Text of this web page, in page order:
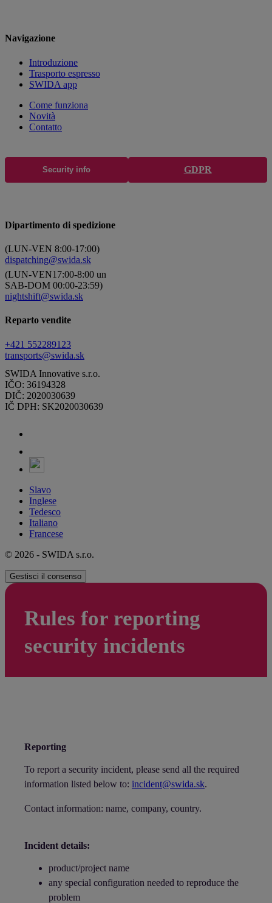
Navigazione
Introduzione
Trasporto espresso
SWIDA app
Come funziona
Novità
Contatto
Security info GDPR
Dipartimento di spedizione
(LUN-VEN 8:00-17:00)
dispatching@swida.sk
(LUN-VEN17:00-8:00 un
SAB-DOM 00:00-23:59)
nightshift@swida.sk
Reparto vendite
+421 552289123
transports@swida.sk
SWIDA Innovative s.r.o.
IČO: 36194328
DIČ: 2020030639
IČ DPH: SK2020030639
Slavo
Inglese
Tedesco
Italiano
Francese
© 2026 - SWIDA s.r.o.
Gestisci il consenso
Rules for reporting
security incidents
Reporting
To report a security incident, please send all the required
information listed below to: incident@swida.sk.
Contact information: name, company, country.
Incident details:
product/project name
any special configuration needed to reproduce the
problem